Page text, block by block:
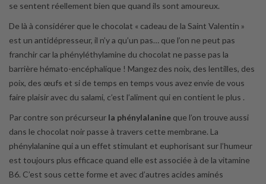
se sentent réellement bien que quand ils sont amoureux.
De là à considérer que le chocolat « cadeau de la Saint Valentin »
est un antidépresseur, il n’y a qu’un pas… que l’on ne peut pas
franchir car la phényléthylamine du chocolat ne passe pas la
barrière hémato-encéphalique ! Mangez des noix, des lentilles, des
poix, des œufs et si de temps en temps vous avez envie de vous
faire plaisir avec du salami, c’est l’aliment qui en contient le plus .
Par contre son précurseur la phénylalanine que l’on trouve aussi
dans le chocolat noir passe à travers cette membrane. La
phénylalanine qui a un effet stimulant et euphorisant sur l’humeur
est toujours plus efficace quand elle est associée à de la vitamine
B6. C’est sous cette forme et avec d’autres acides aminés